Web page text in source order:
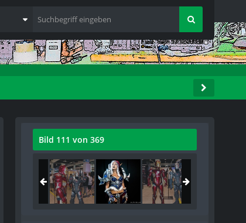
Bild 111 von 369